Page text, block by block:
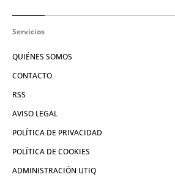
Servicios
QUIÉNES SOMOS
CONTACTO
RSS
AVISO LEGAL
POLÍTICA DE PRIVACIDAD
POLÍTICA DE COOKIES
ADMINISTRACIÓN UTIQ